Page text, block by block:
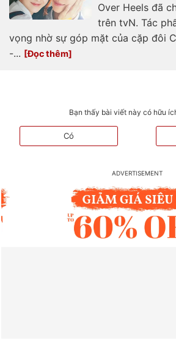
Over Heels đã
trên tvN. Tác
vọng nhờ sự góp mặt của cặp đôi
-...
Bạn thấy bài viết này có hữu
Có